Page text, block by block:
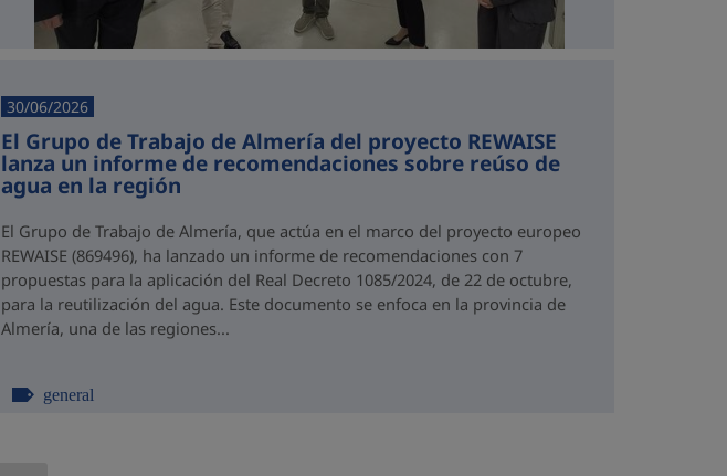
30/06/2026
El Grupo de Trabajo de Almería del proyecto REWAISE
lanza un informe de recomendaciones sobre reúso de
agua en la región
El Grupo de Trabajo de Almería, que actúa en el marco del proyecto europeo
REWAISE (869496), ha lanzado un informe de recomendaciones con 7
propuestas para la aplicación del Real Decreto 1085/2024, de 22 de octubre,
para la reutilización del agua. Este documento se enfoca en la provincia de
Almería, una de las regiones...
general